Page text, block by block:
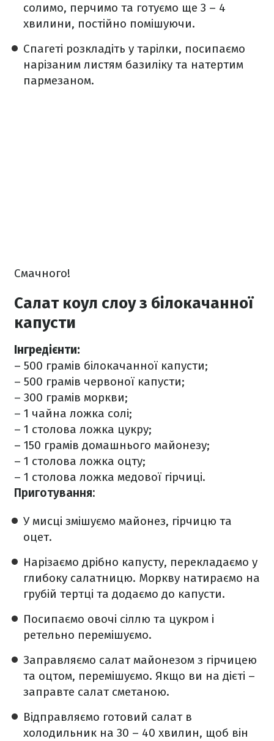
солимо, перчимо та готуємо ще 3 – 4
хвилини, постійно помішуючи.
Спагеті розкладіть у тарілки, посипаємо
нарізаним листям базиліку та натертим
пармезаном.
Смачного!
Салат коул слоу з білокачанної
капусти
Інгредієнти:
– 500 грамів білокачанної капусти;
– 500 грамів червоної капусти;
– 300 грамів моркви;
– 1 чайна ложка солі;
– 1 столова ложка цукру;
– 150 грамів домашнього майонезу;
– 1 столова ложка оцту;
– 1 столова ложка медової гірчиці.
Приготування:
У мисці змішуємо майонез, гірчицю та
оцет.
Нарізаємо дрібно капусту, перекладаємо у
глибоку салатницю. Моркву натираємо на
грубій тертці та додаємо до капусти.
Посипаємо овочі сіллю та цукром і
ретельно перемішуємо.
Заправляємо салат майонезом з гірчицею
та оцтом, перемішуємо. Якщо ви на дієті –
заправте салат сметаною.
Відправляємо готовий салат в
холодильник на 30 – 40 хвилин, щоб він